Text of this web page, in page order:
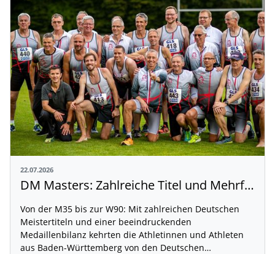
22.07.2026
DM Masters: Zahlreiche Titel und Mehrfach-Medaillen-Sammler
Von der M35 bis zur W90: Mit zahlreichen Deutschen
Meistertiteln und einer beeindruckenden
Medaillenbilanz kehrten die Athletinnen und Athleten
aus Baden-Württemberg von den Deutschen…